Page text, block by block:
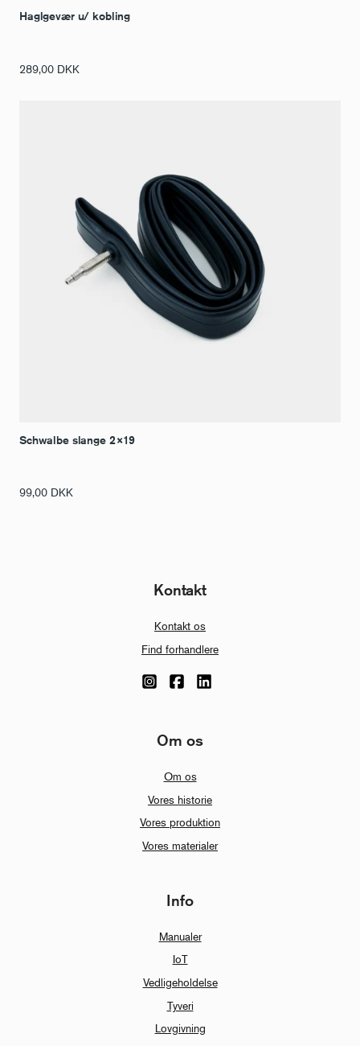
Haglgevær u/ kobling
289,00 DKK
Schwalbe slange 2×19
99,00 DKK
Kontakt
Kontakt os
Find forhandlere
Om os
Om os
Vores historie
Vores produktion
Vores materialer
Info
Manualer
IoT
Vedligeholdelse
Tyveri
Lovgivning